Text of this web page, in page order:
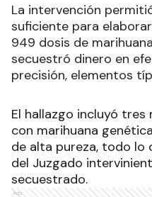
La intervención
suficiente para
949 dosis de
secuestró dinero en
precisión, elementos
El hallazgo incluyó
con marihuana
de alta pureza, todo lo
del Juzgado
secuestrado.
Ads